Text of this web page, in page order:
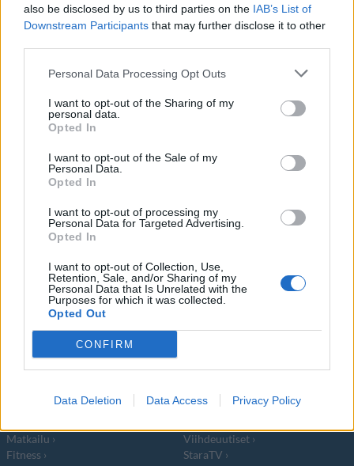
also be disclosed by us to third parties on the IAB’s List of
Downstream Participants that may further disclose it to other
Personal Data Processing Opt Outs
I want to opt-out of the Sharing of my
personal data.
Opted In
I want to opt-out of the Sale of my
Personal Data.
Opted In
I want to opt-out of processing my
Personal Data for Targeted Advertising.
Opted In
I want to opt-out of Collection, Use,
Retention, Sale, and/or Sharing of my
Personal Data that Is Unrelated with the
Purposes for which it was collected.
Opted Out
CONFIRM
Data Deletion Data Access Privacy Policy
Potter-tähdelle homokuvia:
”Kuvat vainoavat minua
ikuisesti”
roolia näyttelevä Tom Felton nousi
Tietoa meistä
Tietosuojalauseke
Lähetä uutisvinkki
RSS-ohje
Yhteistyössä
Kesä!
Tyyliniekka
Matkailu
Fitness
Viihde
Viihdeuutiset
StaraTV